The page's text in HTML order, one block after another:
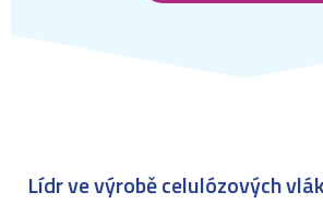
Lídr ve výrobě celulózových